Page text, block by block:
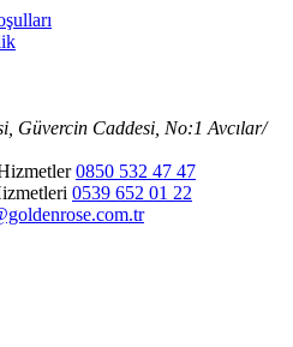
Güvercin Caddesi, No:1 Avcılar/
0850 532 47 47
0539 652 01 22